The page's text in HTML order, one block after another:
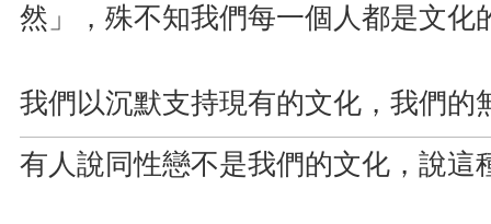
然」，殊不知我們每一個人都是文化
我們以沉默支持現有的文化，我們
有人說同性戀不是我們的文化，說這